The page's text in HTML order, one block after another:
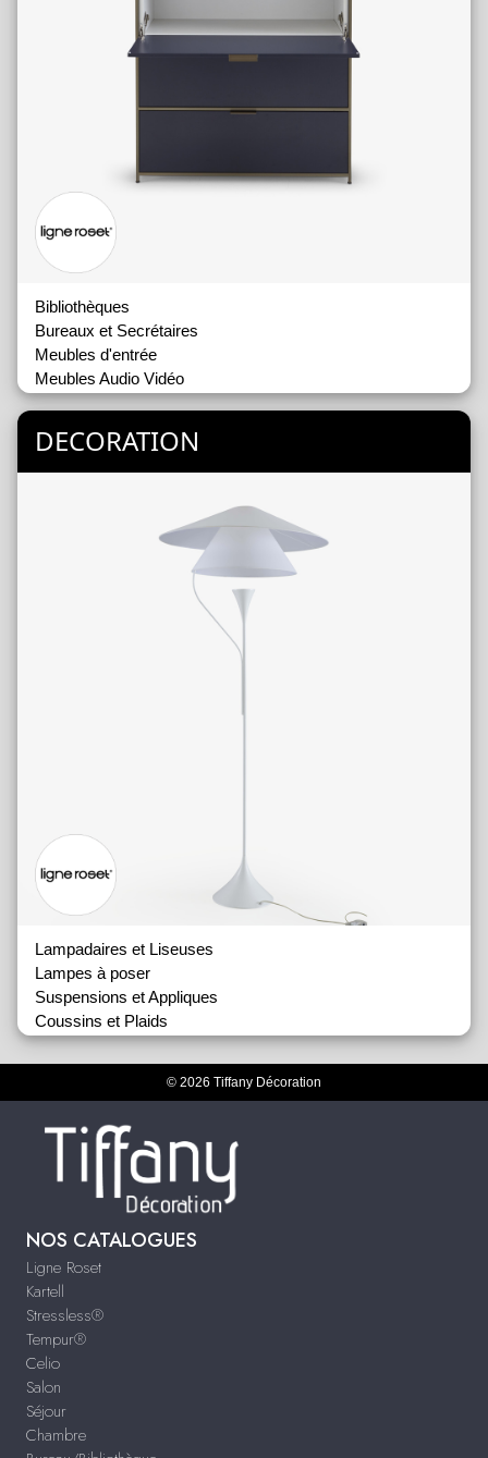
Bibliothèques
Bureaux et Secrétaires
Meubles d'entrée
Meubles Audio Vidéo
Tables Basses et Bouts de Canapés
DECORATION
Lampadaires et Liseuses
Lampes à poser
Suspensions et Appliques
Coussins et Plaids
Miroirs
Objets de Décoration
© 2026 Tiffany Décoration
NOS CATALOGUES
Ligne Roset
Kartell
Stressless®
Tempur®
Celio
Salon
Séjour
Chambre